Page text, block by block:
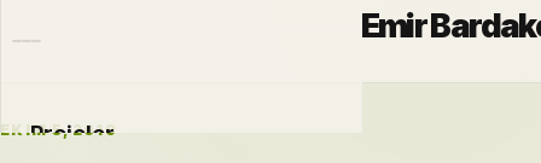
Emir
Projeler
EKIM 5, 2019